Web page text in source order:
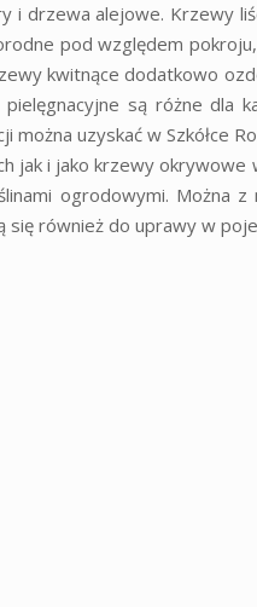
i drzewa alejowe. Krzewy
pod względem
kwitnące dodatkowo
są różne dla
można uzyskać w Szkółce
jak i jako krzewy
ogrodowymi. Można
się również do uprawy w